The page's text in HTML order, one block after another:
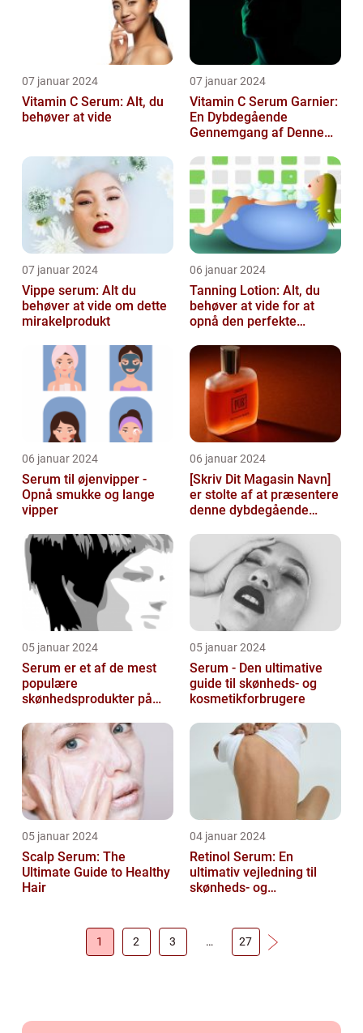
07 januar 2024
Vitamin C Serum: Alt, du
behøver at vide
07 januar 2024
Vitamin C Serum Garnier:
En Dybdegående
Gennemgang af Denne
Kosmetikfavorit
07 januar 2024
Vippe serum: Alt du
behøver at vide om dette
mirakelprodukt
06 januar 2024
Tanning Lotion: Alt, du
behøver at vide for at
opnå den perfekte
06 januar 2024
Serum til øjenvipper -
Opnå smukke og lange
vipper
06 januar 2024
[Skriv Dit Magasin Navn]
er stolte af at præsentere
denne dybdegående
05 januar 2024
Serum er et af de mest
populære
skønhedsprodukter på
ansigt er en vigtig de...
05 januar 2024
Serum - Den ultimative
guide til skønheds- og
kosmetikforbrugere
05 januar 2024
Scalp Serum: The
Ultimate Guide to Healthy
Hair
04 januar 2024
Retinol Serum: En
ultimativ vejledning til
skønheds- og
1 2 3 … 27